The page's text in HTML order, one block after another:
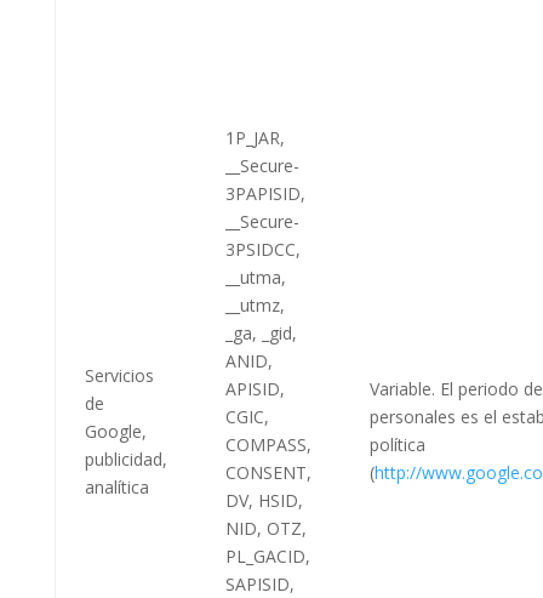
Servicios
de
Google,
publicidad,
analítica
1P_JAR,
__Secure-
3PAPISID,
__Secure-
3PSIDCC,
__utma,
__utmz,
_ga, _gid,
ANID,
APISID,
CGIC,
COMPASS,
CONSENT,
DV, HSID,
NID, OTZ,
PL_GACID,
SAPISID,
Variable. El periodo
personales es el
política
(http://